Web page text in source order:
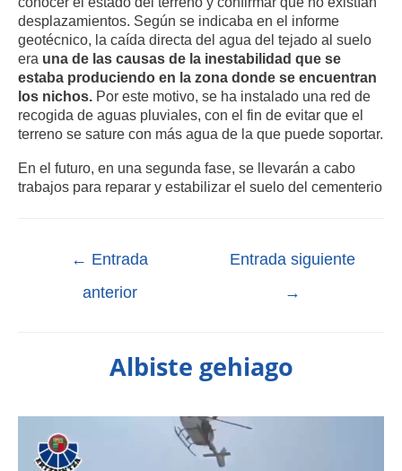
desplazamientos. Según se indicaba en el informe
geotécnico, la caída directa del agua del tejado al suelo
era una de las causas de la inestabilidad que se
estaba produciendo en la zona donde se encuentran
los nichos. Por este motivo, se ha instalado una red de
recogida de aguas pluviales, con el fin de evitar que el
terreno se sature con más agua de la que puede soportar.
En el futuro, en una segunda fase, se llevarán a cabo
trabajos para reparar y estabilizar el suelo del cementerio
← Entrada
anterior
Entrada siguiente
→
Albiste gehiago